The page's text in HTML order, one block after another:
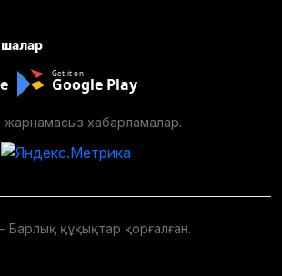
Get it on
Google Play
жарнамасыз хабарламалар.
Барлық құқықтар қорғалған.